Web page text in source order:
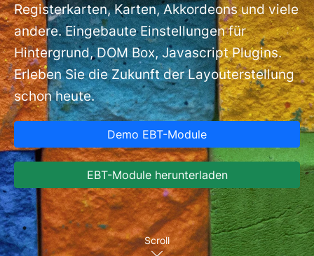
Registerkarten, Karten, Akkordeons und viele
andere. Eingebaute Einstellungen für
Hintergrund, DOM Box, Javascript Plugins.
Erleben Sie die Zukunft der Layouterstellung
schon heute.
Demo EBT-Module
EBT-Module herunterladen
Scroll